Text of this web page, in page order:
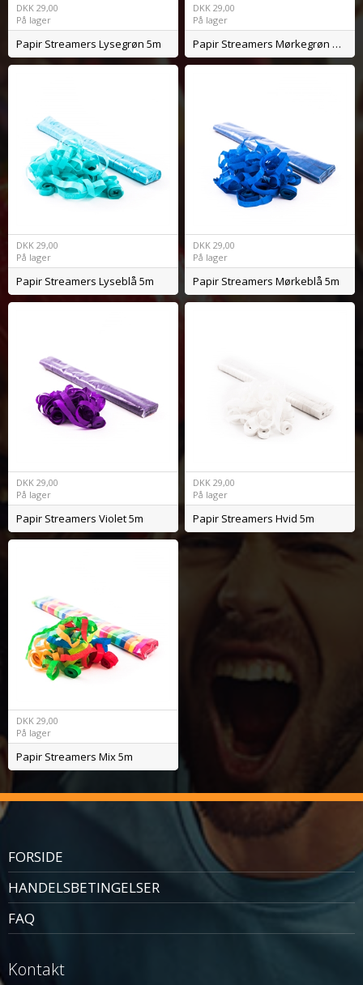
DKK 29,00
På lager
Papir Streamers Lysegrøn 5m
DKK 29,00
På lager
Papir Streamers Mørkegrøn 5m
DKK 29,00
På lager
Papir Streamers Lyseblå 5m
DKK 29,00
På lager
Papir Streamers Mørkeblå 5m
DKK 29,00
På lager
Papir Streamers Violet 5m
DKK 29,00
På lager
Papir Streamers Hvid 5m
DKK 29,00
På lager
Papir Streamers Mix 5m
FORSIDE
HANDELSBETINGELSER
FAQ
Kontakt